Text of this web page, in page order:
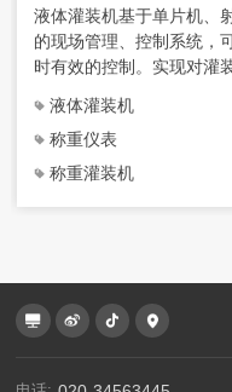
液体灌装机基于单片机、
的现场管理、控制系统，
时有效的控制。实现对灌
微机化管理。
液体灌装机
称重仪表
称重灌装机